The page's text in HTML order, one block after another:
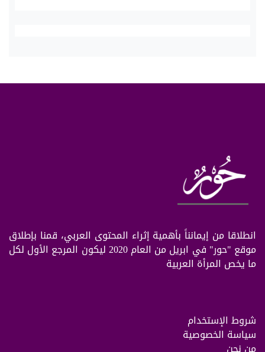
انطلاقا من إيمانناً بأهمية إثراء المحتوى العربي، قمنا بإطلاق
موقع "حور" في ابريل من العام 2020 ليكون المرجع الأول لكل
ما يخص المرأة العربية
شروط الإستخدام
سياسة الخصوصية